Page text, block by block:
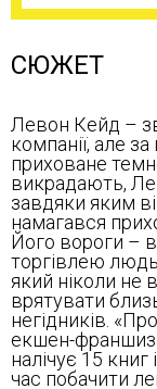
СЮЖЕТ
Левон Кейд –
компанії, але
приховане
викрадають,
завдяки яким
намагався
Його вороги –
торгівлею
який ніколи не
врятувати
негідників.
екшен-
налічує 15
час побачити